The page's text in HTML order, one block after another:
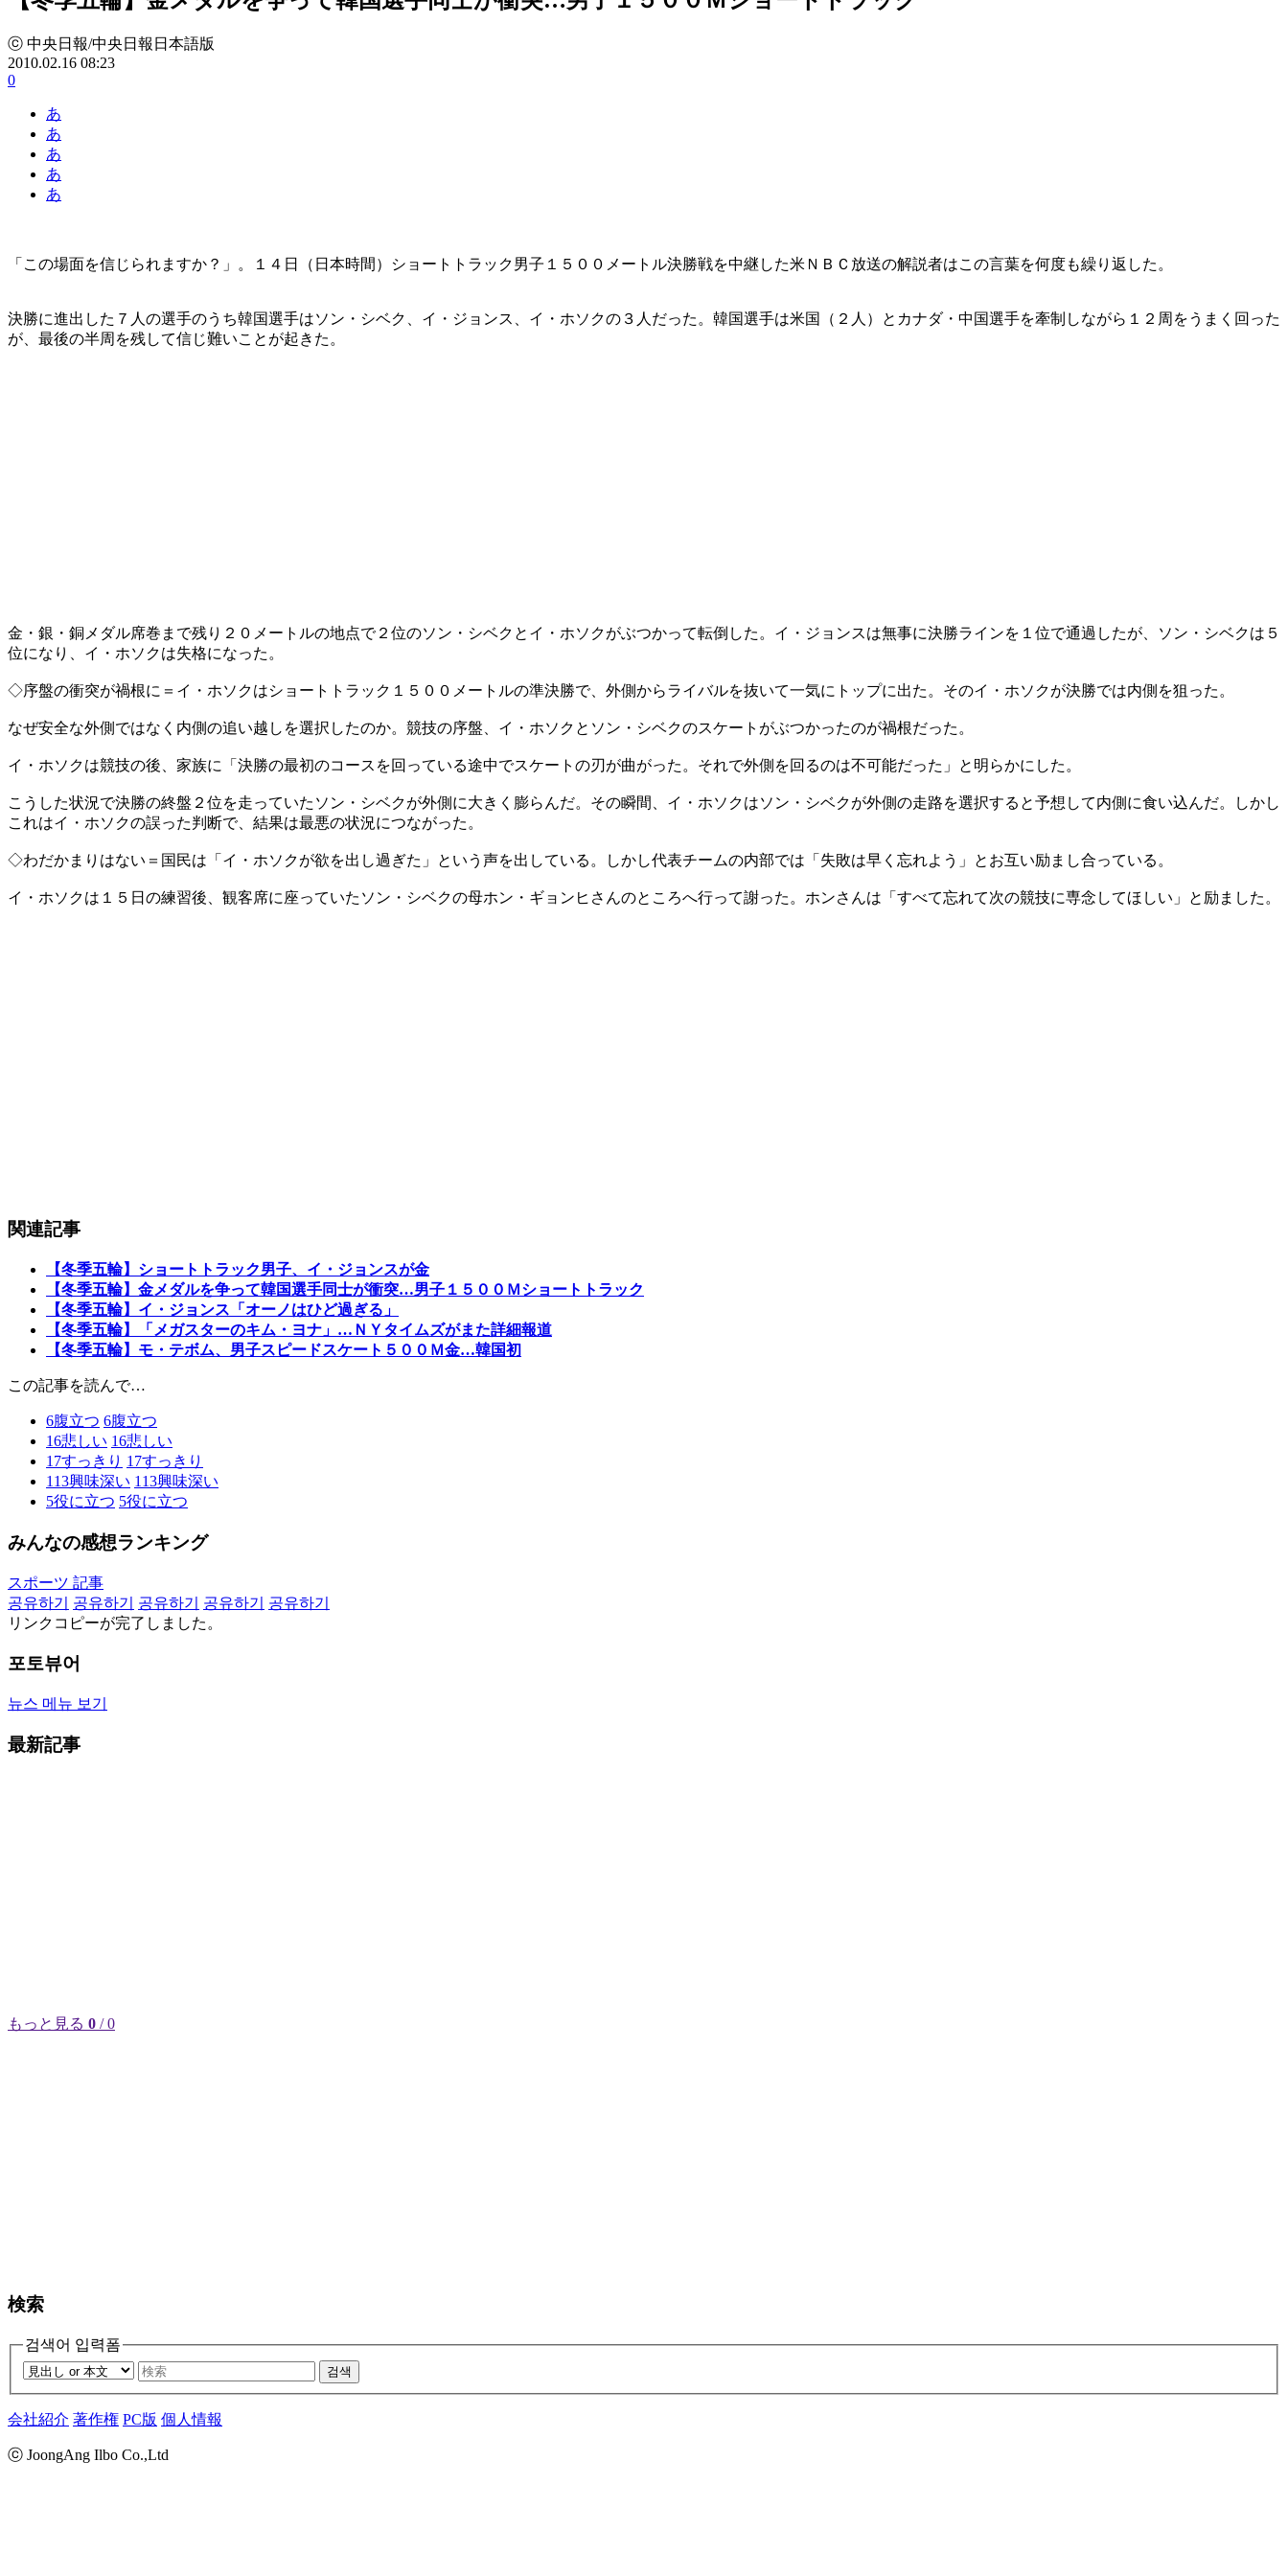
ⓒ 中央日報/中央日報日本語版
2010.02.16 08:23
0
あ
あ
あ
あ
あ
「この場面を信じられますか？」。１４日（日本時間）ショートトラック男子１５００メートル決勝戦を中継した米ＮＢＣ放送の解説者はこの言葉を何度も繰り返した。
決勝に進出した７人の選手のうち韓国選手はソン・シベク、イ・ジョンス、イ・ホソクの３人だった。韓国選手は米国（２人）とカナダ・中国選手を牽制しながら１２周をうまく回った
が、最後の半周を残して信じ難いことが起きた。
金・銀・銅メダル席巻まで残り２０メートルの地点で２位のソン・シベクとイ・ホソクがぶつかって転倒した。イ・ジョンスは無事に決勝ラインを１位で通過したが、ソン・シベクは５
位になり、イ・ホソクは失格になった。
◇序盤の衝突が禍根に＝イ・ホソクはショートトラック１５００メートルの準決勝で、外側からライバルを抜いて一気にトップに出た。そのイ・ホソクが決勝では内側を狙った。
なぜ安全な外側ではなく内側の追い越しを選択したのか。競技の序盤、イ・ホソクとソン・シベクのスケートがぶつかったのが禍根だった。
イ・ホソクは競技の後、家族に「決勝の最初のコースを回っている途中でスケートの刃が曲がった。それで外側を回るのは不可能だった」と明らかにした。
こうした状況で決勝の終盤２位を走っていたソン・シベクが外側に大きく膨らんだ。その瞬間、イ・ホソクはソン・シベクが外側の走路を選択すると予想して内側に食い込んだ。しかし
これはイ・ホソクの誤った判断で、結果は最悪の状況につながった。
◇わだかまりはない＝国民は「イ・ホソクが欲を出し過ぎた」という声を出している。しかし代表チームの内部では「失敗は早く忘れよう」とお互い励まし合っている。
イ・ホソクは１５日の練習後、観客席に座っていたソン・シベクの母ホン・ギョンヒさんのところへ行って謝った。ホンさんは「すべて忘れて次の競技に専念してほしい」と励ました。
関連記事
【冬季五輪】ショートトラック男子、イ・ジョンスが金
【冬季五輪】金メダルを争って韓国選手同士が衝突…男子１５００Ｍショートトラック
【冬季五輪】イ・ジョンス「オーノはひど過ぎる」
【冬季五輪】「メガスターのキム・ヨナ」…ＮＹタイムズがまた詳細報道
【冬季五輪】モ・テボム、男子スピードスケート５００Ｍ金…韓国初
この記事を読んで…
6腹立つ 6腹立つ
16悲しい 16悲しい
17すっきり 17すっきり
113興味深い 113興味深い
5役に立つ 5役に立つ
みんなの感想ランキング
スポーツ 記事
공유하기
공유하기 공유하기 공유하기
공유하기
リンクコピーが完了しました。
포토뷰어
뉴스 메뉴 보기
最新記事
もっと見る 0 / 0
検索
검색어 입력폼
검색
会社紹介 著作権 PC版 個人情報
ⓒ JoongAng Ilbo Co.,Ltd